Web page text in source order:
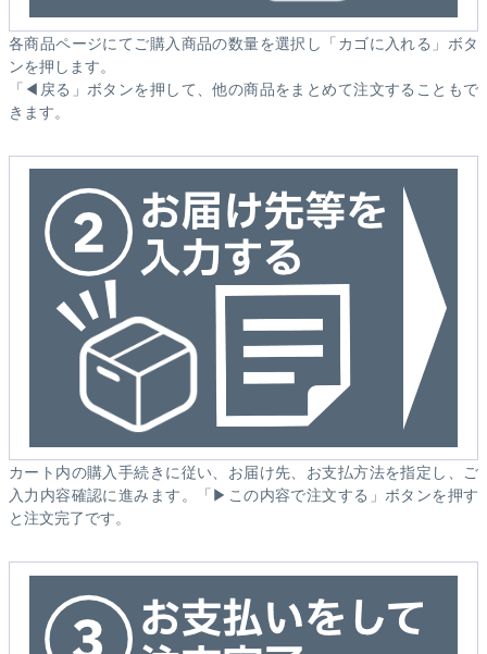
各商品ページにてご購入商品の数量を選択し「カゴに入れる」ボタ
ンを押します。
「◀戻る」ボタンを押して、他の商品をまとめて注文することもで
きます。
カート内の購入手続きに従い、お届け先、お支払方法を指定し、ご
入力内容確認に進みます。「▶この内容で注文する」ボタンを押す
と注文完了です。